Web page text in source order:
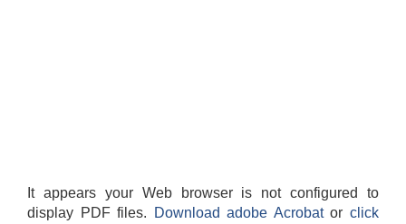
It appears your Web browser is not configured to
display PDF files.
Download adobe Acrobatorclick